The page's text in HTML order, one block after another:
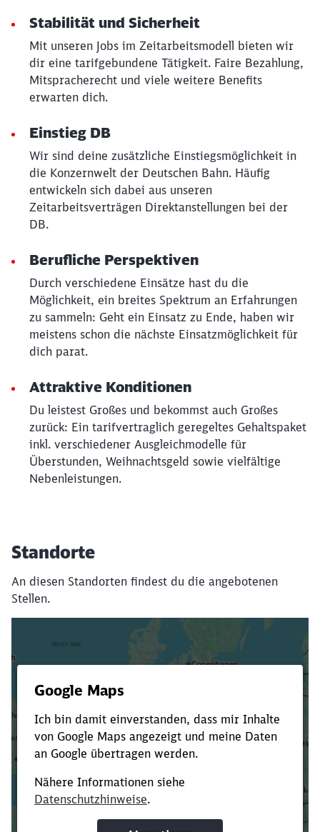
Stabilität und Sicherheit
Mit unseren Jobs im Zeitarbeitsmodell bieten wir
dir eine tarifgebundene Tätigkeit. Faire Bezahlung,
Mitspracherecht und viele weitere Benefits
erwarten dich.
Einstieg DB
Wir sind deine zusätzliche Einstiegsmöglichkeit in
die Konzernwelt der Deutschen Bahn. Häufig
entwickeln sich dabei aus unseren
Zeitarbeitsverträgen Direktanstellungen bei der
DB.
Berufliche Perspektiven
Durch verschiedene Einsätze hast du die
Möglichkeit, ein breites Spektrum an Erfahrungen
zu sammeln: Geht ein Einsatz zu Ende, haben wir
meistens schon die nächste Einsatzmöglichkeit für
dich parat.
Attraktive Konditionen
Du leistest Großes und bekommst auch Großes
zurück: Ein tarifvertraglich geregeltes Gehaltspaket
inkl. verschiedener Ausgleichmodelle für
Überstunden, Weihnachtsgeld sowie vielfältige
Nebenleistungen.
Standorte
An diesen Standorten findest du die angebotenen
Stellen.
Verkürze die Ladezeit, indem du Suchbegriffe
oder Filter hinzufügst.
werden?
Abbrechen Weiter